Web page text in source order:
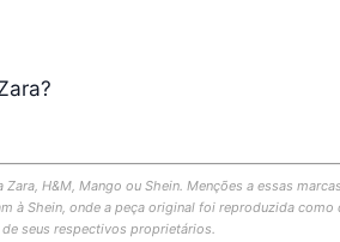
H&M, Mango ou Shein. Menções a essas
à Shein, onde a peça original foi reproduzida como
seus respectivos proprietários.